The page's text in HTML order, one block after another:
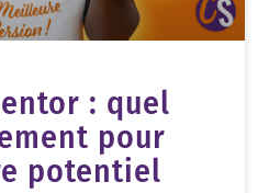
: quel
pour
potentiel